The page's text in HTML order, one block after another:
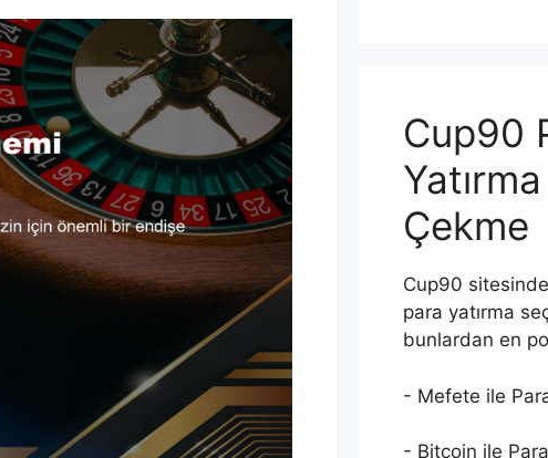
Cup90
Çekme
Cup90
para yatırma
bunlardan en
- Mefete ile
- Bitcoin ile